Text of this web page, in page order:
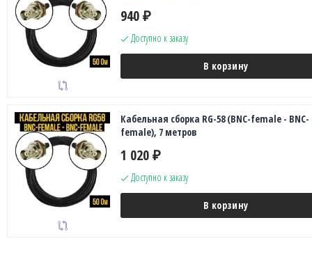
940 ₽
Доступно к заказу
В корзину
Кабельная сборка RG-58 (BNC-female - BNC-
female), 7 метров
1 020 ₽
Доступно к заказу
В корзину